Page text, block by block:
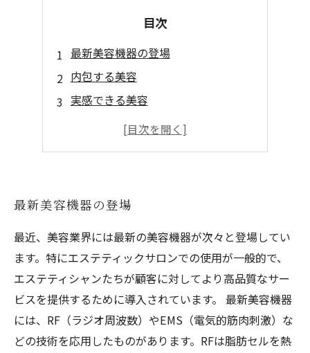
目次
最新美容機器の登場
内包する美容
実感できる美容
手軽な美容ケア
最新美容機器の登場
最近、美容業界には最新の美容機器が次々と登場してい
ます。特にエステティックサロンでの使用が一般的で、
エステティシャンたちが顧客に対してより高品質なサー
ビスを提供するために導入されています。 最新美容機器
には、RF（ラジオ周波数）やEMS（電気的筋肉刺激）な
どの技術を応用したものがあります。RFは脂肪セルを熱